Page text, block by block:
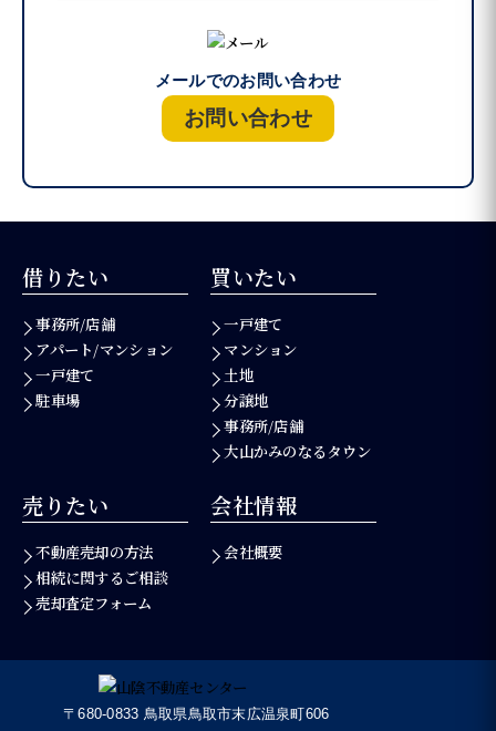
メールでのお問い合わせ
お問い合わせ
借りたい
事務所/店舗
アパート/マンション
一戸建て
駐車場
買いたい
一戸建て
マンション
土地
分譲地
事務所/店舗
大山かみのなるタウン
売りたい
不動産売却の方法
相続に関するご相談
売却査定フォーム
会社情報
会社概要
〒680-0833 鳥取県鳥取市末広温泉町606